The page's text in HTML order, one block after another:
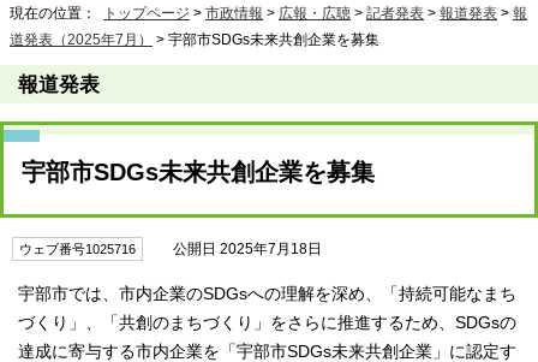
現在の位置： トップページ > 市政情報 > 広報・広聴 > 記者発表 > 報道発表 > 報
道発表（2025年7月）
> 宇部市SDGs未来共創企業を募集
報道発表
宇部市SDGs未来共創企業を募集
ウェブ番号1025716 公開日 2025年7月18日
宇部市では、市内企業のSDGsへの理解を深め、「持続可能なまち
づくり」、「共創のまちづくり」をさらに推進するため、SDGsの
達成に寄与する市内企業を「宇部市SDGs未来共創企業」に認定す